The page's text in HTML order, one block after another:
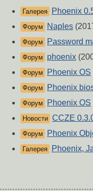
Галерея Phoenix
Форум Naples
Форум Password
Форум phoenix
Форум Phoenix OS
Форум Phoenix
Форум Phoenix OS
Новости CCZE
Форум Phoenix
Галерея Phoenix,